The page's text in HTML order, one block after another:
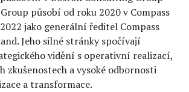
působí od roku 2020 v Compass
jako generální ředitel Compass
Jeho silné stránky spočívají
vidění s operativní realizací,
zkušenostech a vysoké odbornosti
a transformace.